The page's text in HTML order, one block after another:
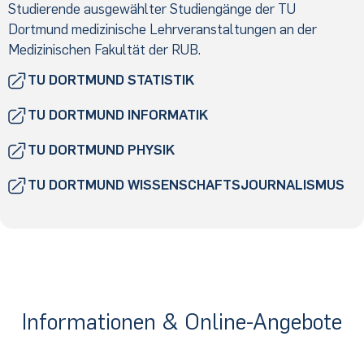
Studierende ausgewählter Studiengänge der TU
Dortmund medizinische Lehrveranstaltungen an der
Medizinischen Fakultät der RUB.
TU DORTMUND STATISTIK
TU DORTMUND INFORMATIK
TU DORTMUND PHYSIK
TU DORTMUND WISSENSCHAFTSJOURNALISMUS
Informationen & Online-Angebote